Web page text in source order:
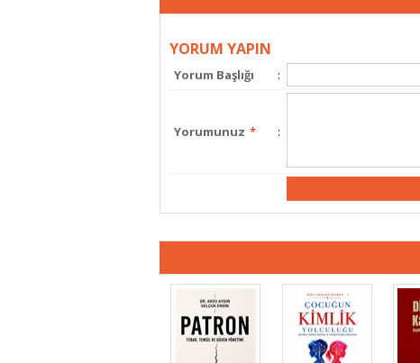
YORUM YAPIN
Yorum Başlığı :
Yorumunuz * :